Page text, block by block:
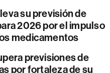
su previsión de
2026 por el impulso
medicamentos
previsiones de
por fortaleza de su